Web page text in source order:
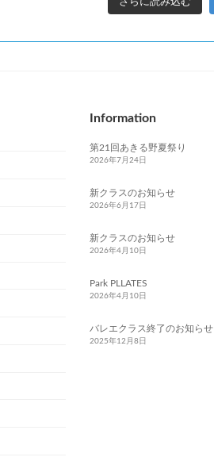
Information
第21回あきる野夏祭り
2026年7月24日
新クラスのお知らせ
2026年6月17日
新クラスのお知らせ
2026年4月10日
Park PLLATES
2026年4月10日
バレエクラス終了のお知らせ
2025年12月8日